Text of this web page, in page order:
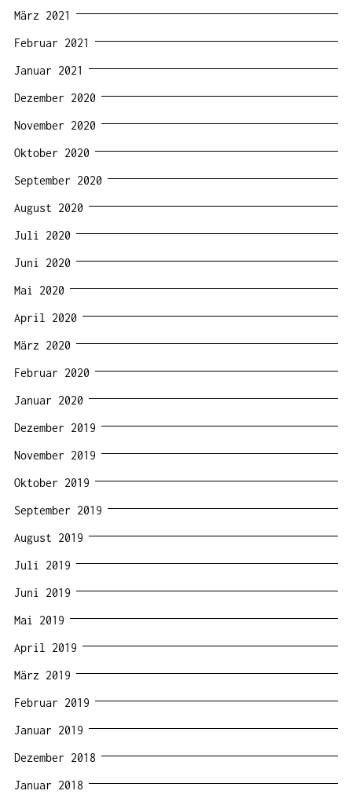
März 2021
Februar 2021
Januar 2021
Dezember 2020
November 2020
Oktober 2020
September 2020
August 2020
Juli 2020
Juni 2020
Mai 2020
April 2020
März 2020
Februar 2020
Januar 2020
Dezember 2019
November 2019
Oktober 2019
September 2019
August 2019
Juli 2019
Juni 2019
Mai 2019
April 2019
März 2019
Februar 2019
Januar 2019
Dezember 2018
Januar 2018